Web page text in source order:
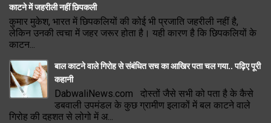
काटने में जहरीली नहीं छिपकली
कुमार मुकेश, भारत में छिपकलियों की कोई भी प्रजाति जहरीली नहीं है,
लेकिन उनकी त्वचा में जहर जरूर होता है। यही कारण है कि छिपकलियों के
काटन...
बाल काटने वाले गिरोह से संबंधित सच का आखिर पता चल गया.. पढ़िए पूरी
कहानी
DabwaliNews.com दोस्तों जैसे सभी को पता है के कैसे
डबवाली उपमंडल के कुछ ग्रामीण इलाकों में बल काटने वाले
गिरोह की दहशत से लोगो में अ...